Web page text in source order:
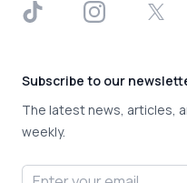
TikTok InstagramX
Subscribe to our
The latest news, articles,
weekly.
Email address